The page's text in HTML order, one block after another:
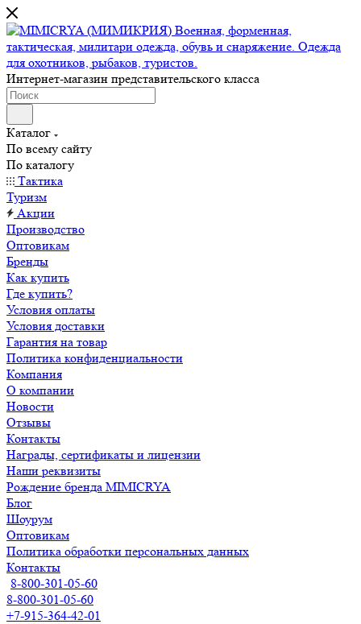
Интернет-магазин представительского класса
Каталог
По всему сайту
По каталогу
Тактика
Туризм
Акции
Производство
Оптовикам
Бренды
Как купить
Где купить?
Условия оплаты
Условия доставки
Гарантия на товар
Политика конфиденциальности
Компания
О компании
Новости
Отзывы
Контакты
Награды, сертификаты и лицензии
Наши реквизиты
Рождение бренда MIMICRYA
Блог
Шоурум
Оптовикам
Политика обработки персональных данных
Контакты
8-800-301-05-60
8-800-301-05-60
+7-915-364-42-01